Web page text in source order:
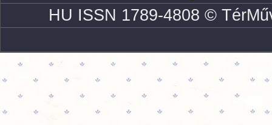
HU ISSN 1789-4808 ©